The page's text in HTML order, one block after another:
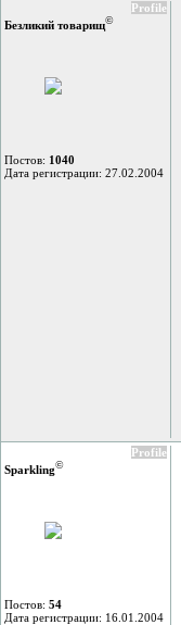
Profile
Безликий товарищ©
Постов: 1040
Дата регистрации: 27.02.2004
Profile
Sparkling©
Постов: 54
Дата регистрации: 16.01.2004